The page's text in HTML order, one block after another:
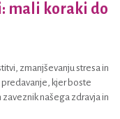
mali koraki do
zmanjševanju stresa in
predavanje, kjer boste
našega zdravja in